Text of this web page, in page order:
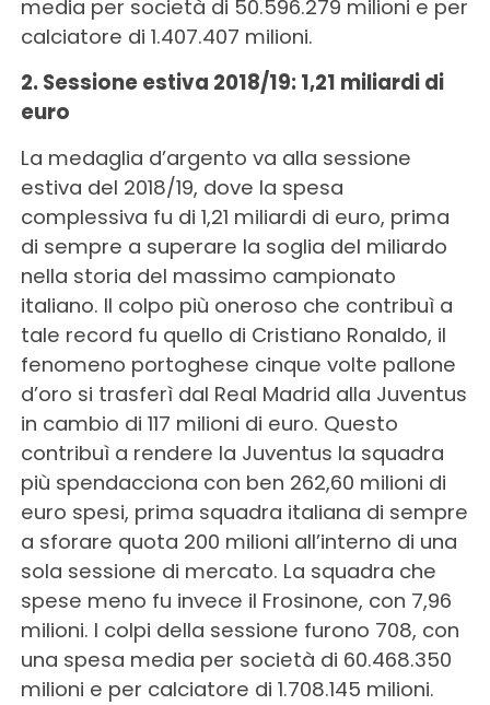
media per società di 50.596.279 milioni e per
calciatore di 1.407.407 milioni.
2. Sessione estiva 2018/19: 1,21 miliardi di
euro
La medaglia d’argento va alla sessione
estiva del 2018/19, dove la spesa
complessiva fu di 1,21 miliardi di euro, prima
di sempre a superare la soglia del miliardo
nella storia del massimo campionato
italiano. Il colpo più oneroso che contribuì a
tale record fu quello di Cristiano Ronaldo, il
fenomeno portoghese cinque volte pallone
d’oro si trasferì dal Real Madrid alla Juventus
in cambio di 117 milioni di euro. Questo
contribuì a rendere la Juventus la squadra
più spendacciona con ben 262,60 milioni di
euro spesi, prima squadra italiana di sempre
a sforare quota 200 milioni all’interno di una
sola sessione di mercato. La squadra che
spese meno fu invece il Frosinone, con 7,96
milioni. I colpi della sessione furono 708, con
una spesa media per società di 60.468.350
milioni e per calciatore di 1.708.145 milioni.